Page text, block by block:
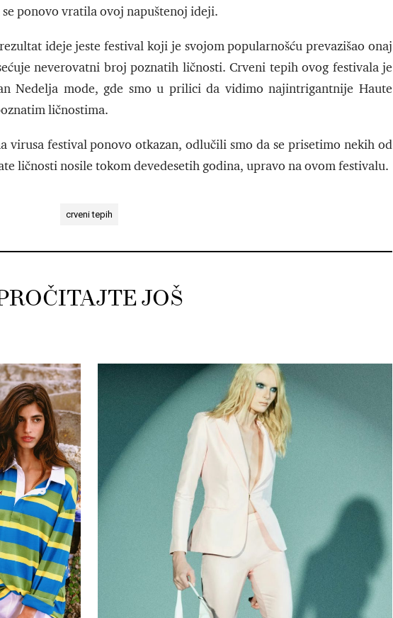
ponovo vratila ovoj napuštenoj ideji.
ideje jeste festival koji je svojom popularnošću prevazišao onaj
neverovatni broj poznatih ličnosti. Crveni tepih ovog festivala je
Nedelja mode, gde smo u prilici da vidimo najintrigantnije Haute
ličnostima.
virusa festival ponovo otkazan, odlučili smo da se prisetimo nekih od
ličnosti nosile tokom devedesetih godina, upravo na ovom festivalu.
crveni tepih
JOŠ